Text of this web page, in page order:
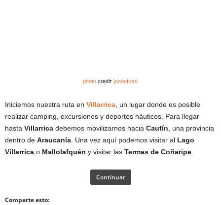
photo credit: jooanfossi
Iniciemos nuestra ruta en Villarrica, un lugar donde es posible
realizar camping, excursiones y deportes náuticos. Para llegar
hasta Villarrica debemos movilizarnos hacia Cautín, una provincia
dentro de Araucanía. Una vez aquí podemos visitar al Lago
Villarrica o Mallolafquén y visitar las Termas de Coñaripe.
Continuar
Comparte esto: